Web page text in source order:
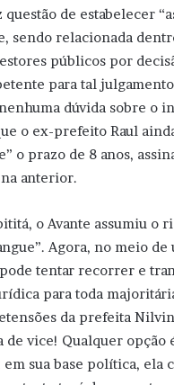
de estabelecer
sendo relacionada
públicos por
para tal
dúvida sobre o
o ex-prefeito Raul
o prazo de 8 anos,
anterior.
o Avante assumiu o
Agora, no meio de
tentar recorrer e
para toda
da prefeita
de vice! Qualquer opção
em sua base política, ela